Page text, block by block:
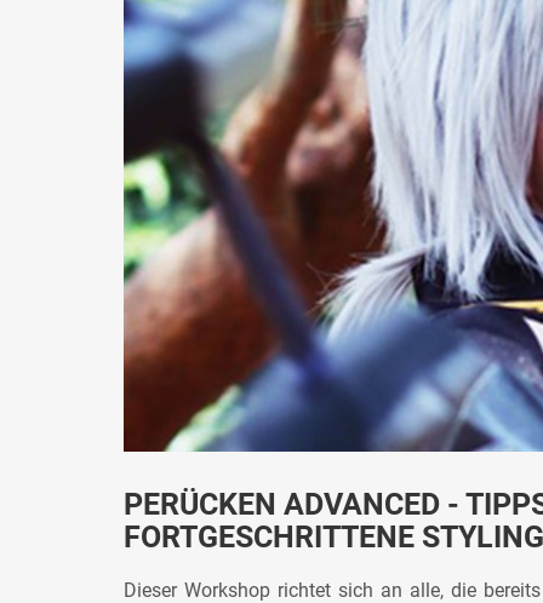
PERÜCKEN ADVANCED -
FORTGESCHRITTENE
Dieser Workshop richtet sich an alle, die